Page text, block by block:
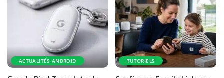
ACTUALITÉS ANDROID TUTORIELS